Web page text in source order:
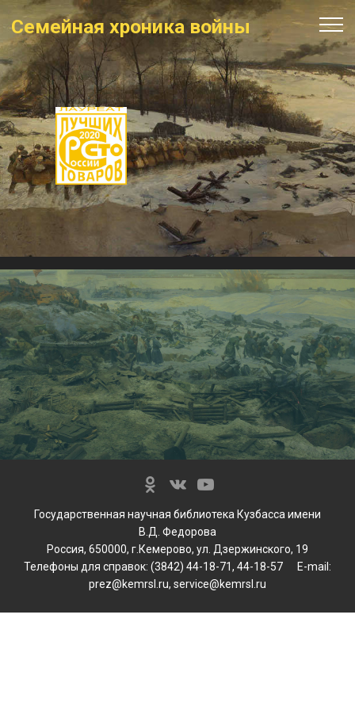
Семейная хроника войны
Государственная научная библиотека Кузбасса имени
В.Д. Федорова
Россия, 650000, г.Кемерово, ул. Дзержинского, 19
Телефоны для справок: (3842) 44-18-71, 44-18-57 E-mail:
prez@kemrsl.ru, service@kemrsl.ru